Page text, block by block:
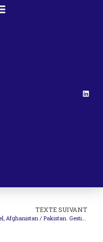
TEXTE SUIVANT
Sahel, Afghanistan / Pakistan. Gestion de crises et évaluation des opérations de l’OTAN